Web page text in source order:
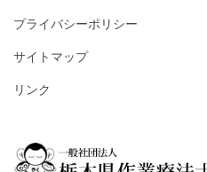
プライバシーポリシー
サイトマップ
リンク